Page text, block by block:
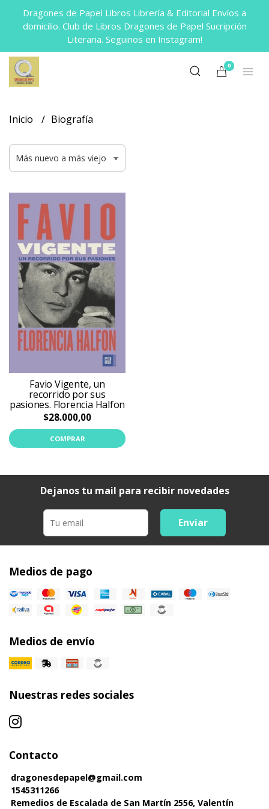
Dragones de Papel Libros Librería & Editorial Envíos a
domicilio. Club de Libros Dragones de Papel Sucripción
Literaria. Seguinos en Instagram!
0
Inicio Biografía
Favio Vigente, un
recorrido por sus
pasiones. Florencia Halfon
$28.000,00
COMPRAR
Dejanos tu mail para recibir novedades
Enviar
Medios de pago
Medios de envío
Nuestras redes sociales
Contacto
dragonesdepapel@gmail.com
1545311266
Remedios de Escalada de San Martín 2556, Valentín